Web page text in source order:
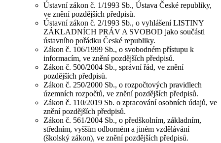
Ústavní zákon č. 1/1993 Sb., Ústava České republiky,
ve znění pozdějších předpisů.
Ústavní zákon č. 2/1993 Sb., o vyhlášení LISTINY
ZÁKLADNÍCH PRÁV A SVOBOD jako součásti
ústavního pořádku České republiky.
Zákon č. 106/1999 Sb., o svobodném přístupu k
informacím, ve znění pozdějších předpisů.
Zákon č. 500/2004 Sb., správní řád, ve znění
pozdějších předpisů.
Zákon č. 250/2000 Sb., o rozpočtových pravidlech
územních rozpočtů, ve znění pozdějších předpisů.
Zákon č. 110/2019 Sb. o zpracování osobních údajů, ve
znění pozdějších předpisů.
Zákon č. 561/2004 Sb., o předškolním, základním,
středním, vyšším odborném a jiném vzdělávání
(školský zákon), ve znění pozdějších předpisů.